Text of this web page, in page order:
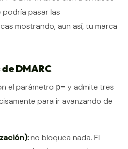
pasar las
mostrando, aun así, tu marca
DMARC
el parámetro p= y admite tres
para ir avanzando de
no bloquea nada. El